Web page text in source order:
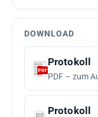
DOWNLOAD
Protokoll
PDF – zum
Protokoll